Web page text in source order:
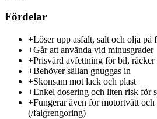
Fördelar
+Löser upp asfalt, salt och olja på
+Går att använda vid minusgrader
+Prisvärd avfettning för bil, räcker
+Behöver sällan gnuggas in
+Skonsam mot lack och plast
+Enkel dosering och liten risk för
+Fungerar även för motortvätt
(/falgrengoring)